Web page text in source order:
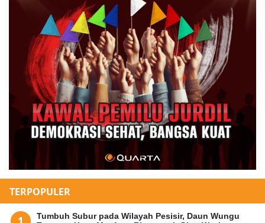
TERPOPULER
Tumbuh Subur pada Wilayah Pesisir, Daun Wungu